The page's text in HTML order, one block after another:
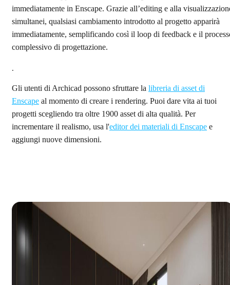
immediatamente in Enscape. Grazie all’editing e alla
simultanei, qualsiasi cambiamento introdotto al progetto apparirà
immediatamente, semplificando così il loop di feedback e il
complessivo di progettazione.
.
Gli utenti di Archicad possono sfruttare la libreria di asset di
Enscape al momento di creare i rendering. Puoi dare vita ai tuoi
progetti scegliendo tra oltre 1900 asset di alta qualità. Per
incrementare il realismo, usa l'editor dei materiali di Enscape e
aggiungi nuove dimensioni.